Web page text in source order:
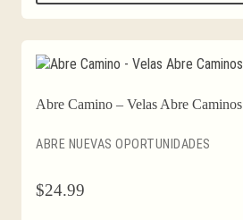
Abre Camino – Velas Abre Caminos
ABRE NUEVAS OPORTUNIDADES
$24.99